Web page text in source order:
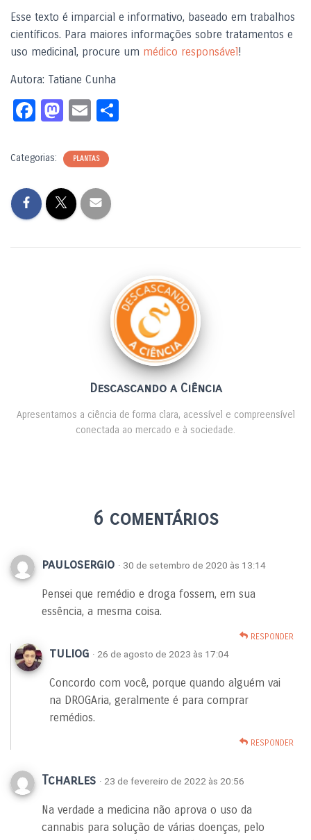
Esse texto é imparcial e informativo, baseado em trabalhos
científicos. Para maiores informações sobre tratamentos e
uso medicinal, procure um médico responsável!
Autora: Tatiane Cunha
Fa
e
o
o
M
to
d
o
n
E
ail
Categorias: PLANTAS
Descascando a Ciência
Apresentamos a ciência de forma clara, acessível e compreensível
conectada ao mercado e à sociedade.
6 comentários
paulosergio · 30 de setembro de 2020 às 13:14
Pensei que remédio e droga fossem, em sua
essência, a mesma coisa.
RESPONDER
tuliog · 26 de agosto de 2023 às 17:04
Concordo com você, porque quando alguém vai
na DROGAria, geralmente é para comprar
remédios.
RESPONDER
Tcharles · 23 de fevereiro de 2022 às 20:56
Na verdade a medicina não aprova o uso da
cannabis para solução de várias doenças, pelo